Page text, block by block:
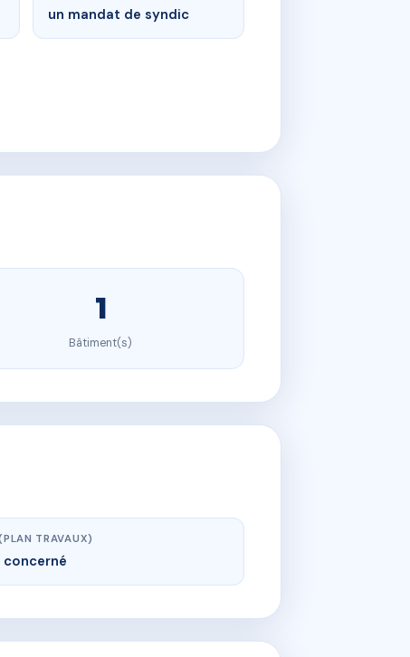
un mandat de syndic
1
Bâtiment(s)
TRAVAUX)
concerné